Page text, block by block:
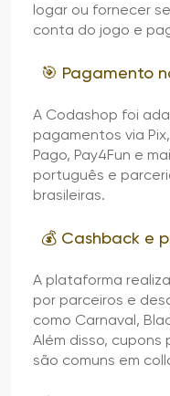
logar ou fornecer
conta do jogo e
🎯 Pagamento
A Codashop foi
pagamentos via
Pago, Pay4Fun e
português e
brasileiras.
💰 Cashback e
A plataforma
por parceiros e
como Carnaval,
Além disso, cupons
são comuns em